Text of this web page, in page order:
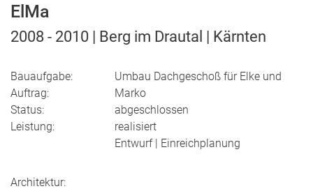
ElMa
2008 - 2010 | Berg im Drautal | Kärnten
Bauaufgabe:
Auftrag:
Status:
Leistung:
Umbau Dachgeschoß für Elke und
Marko
abgeschlossen
realisiert
Entwurf | Einreichplanung
Architektur: